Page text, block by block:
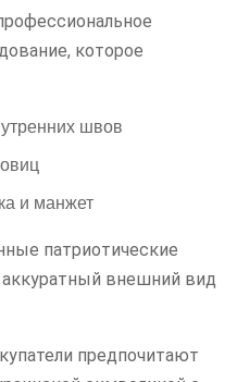
которое
швов
и манжет
патриотические
внешний вид
предпочитают